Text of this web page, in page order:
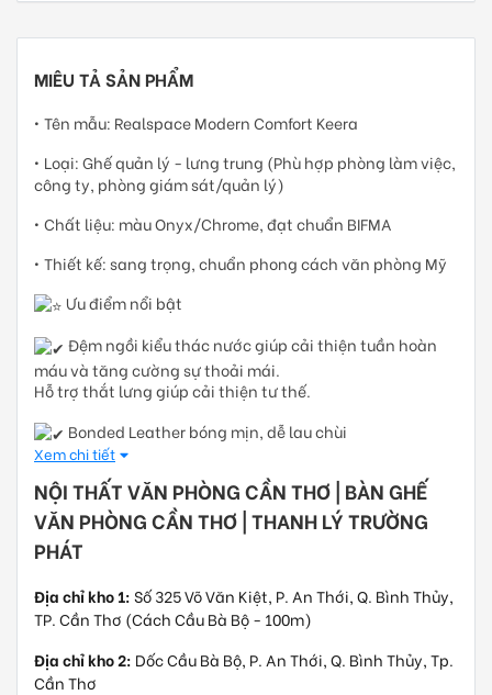
MIÊU TẢ SẢN PHẨM
• Tên mẫu: Realspace Modern Comfort Keera
• Loại: Ghế quản lý - lưng trung (Phù hợp phòng làm việc,
công ty, phòng giám sát/quản lý)
• Chất liệu: màu Onyx/Chrome, đạt chuẩn BIFMA
• Thiết kế: sang trọng, chuẩn phong cách văn phòng Mỹ
Ưu điểm nổi bật
Đệm ngồi kiểu thác nước giúp cải thiện tuần hoàn
máu và tăng cường sự thoải mái.
Hỗ trợ thắt lưng giúp cải thiện tư thế.
Bonded Leather bóng mịn, dễ lau chùi
Khung & chân ghế chắc chắn – xoay 360°
Điều chỉnh độ cao linh hoạt
Khả năng chịu tải đã được kiểm tra, chịu được trọng
Xem chi tiết
NỘI THẤT VĂN PHÒNG CẦN THƠ | BÀN GHẾ
VĂN PHÒNG CẦN THƠ | THANH LÝ TRƯỜNG
PHÁT
Địa chỉ kho 1:Số 325 Võ Văn Kiệt, P. An Thới, Q. Bình Thủy,
TP. Cần Thơ (Cách Cầu Bà Bộ - 100m)
Địa chỉ kho 2: Dốc Cầu Bà Bộ, P. An Thới, Q. Bình Thủy, Tp.
Cần Thơ